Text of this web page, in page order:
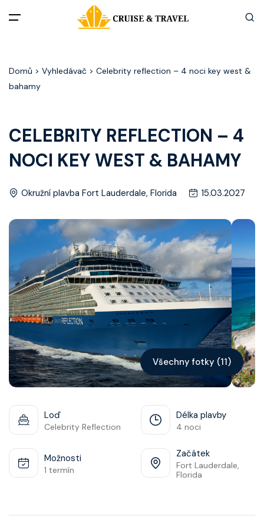
Akční nabídky
Zážitky z plaveb
Kontakt
Vyhledat plavbu
Domů > Vyhledávač > Celebrity reflection – 4 noci key west &
bahamy
CELEBRITY REFLECTION – 4
NOCI KEY WEST & BAHAMY
Okružní plavba Fort Lauderdale, Florida 15.03.2027
Všechny fotky (11)
Loď
Celebrity Reflection
Délka plavby
4 noci
Možnosti
1 termín
Začátek
Fort Lauderdale,
Florida